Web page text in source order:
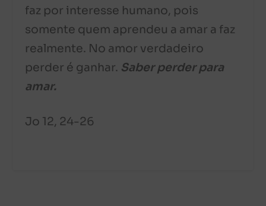
faz por interesse humano, pois
somente quem aprendeu a amar a faz
realmente. No amor verdadeiro
perder é ganhar. Saber perder para
amar.
Jo 12, 24-26